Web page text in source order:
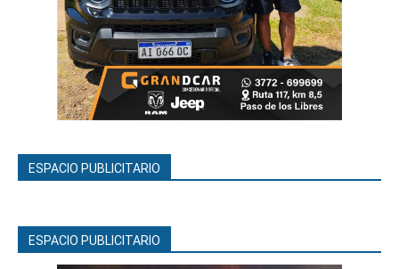
ESPACIO PUBLICITARIO
ESPACIO PUBLICITARIO